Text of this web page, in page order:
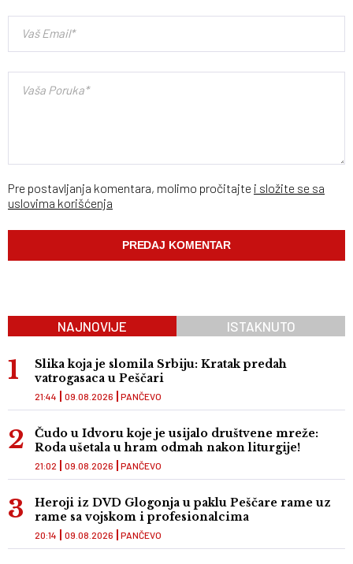
Pre postavljanja komentara, molimo pročitajte i složite se sa
uslovima korišćenja
NAJNOVIJE ISTAKNUTO
Slika koja je slomila Srbiju: Kratak predah
vatrogasaca u Peščari
PANČEVO
21:44 09.08.2026
Čudo u Idvoru koje je usijalo društvene mreže:
Roda ušetala u hram odmah nakon liturgije!
PANČEVO
21:02 09.08.2026
Heroji iz DVD Glogonja u paklu Peščare rame uz
rame sa vojskom i profesionalcima
PANČEVO
20:14 09.08.2026